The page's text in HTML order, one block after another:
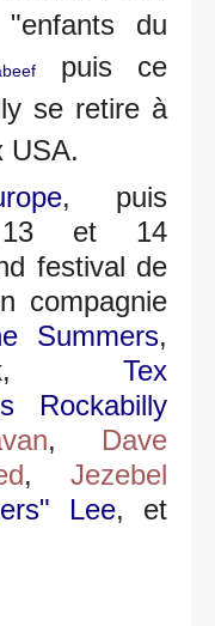
du
puis ce
se retire à
USA.
, puis
et 14
festival de
compagnie
Summers,
Tex
Rockabilly
, Dave
, Jezebel
Lee, et